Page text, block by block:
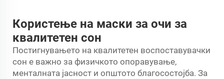
Користење на маски за очи за
квалитетен сон
Постигнувањето на квалитетен воспоставувачки
сон е важно за физичкото опоравување,
менталната јасност и општото благосостојба. За